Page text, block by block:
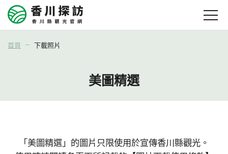
首頁 下載照片
美圖精選
「美圖精選」的圖片只限使用於宣傳香川縣觀光。